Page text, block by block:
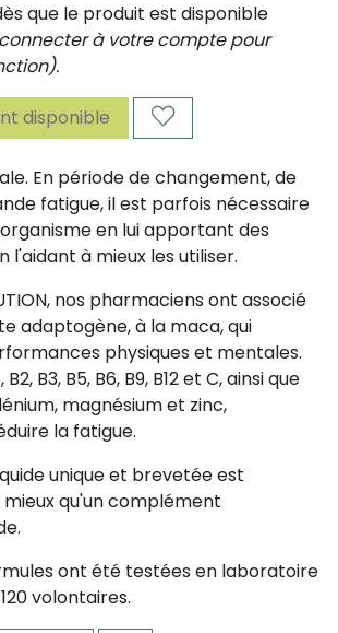
que le produit est disponible
à votre compte pour
disponible
En période de changement, de
fatigue, il est parfois nécessaire
en lui apportant des
l'aidant à mieux les utiliser.
nos pharmaciens ont associé
adaptogène, à la maca, qui
physiques et mentales.
B3, B5, B6, B9, B12 et C, ainsi que
magnésium et zinc,
la fatigue.
unique et brevetée est
qu'un complément
ont été testées en laboratoire
volontaires.